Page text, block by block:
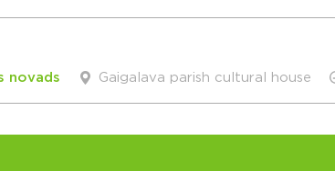
novads Gaigalava parish cultural house